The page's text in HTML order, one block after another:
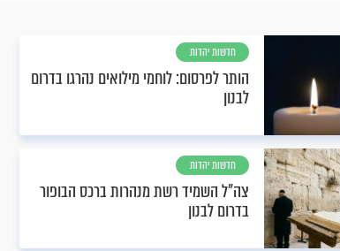
חדשות יהדות
הותר לפרסום: לוחמי מילואים נהרגו בדרום
לבנון
חדשות יהדות
צה"ל השמיד רשת מנהרות ברכס הבופור
בדרום לבנון